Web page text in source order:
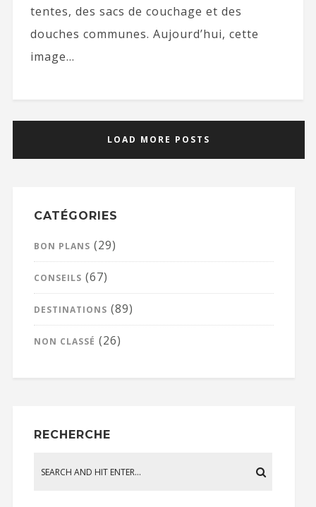
tentes, des sacs de couchage et des
douches communes. Aujourd’hui, cette
image...
LOAD MORE POSTS
CATÉGORIES
BON PLANS (29)
CONSEILS (67)
DESTINATIONS (89)
NON CLASSÉ (26)
RECHERCHE